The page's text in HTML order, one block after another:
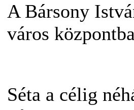
A Bársony
város
Séta a célig